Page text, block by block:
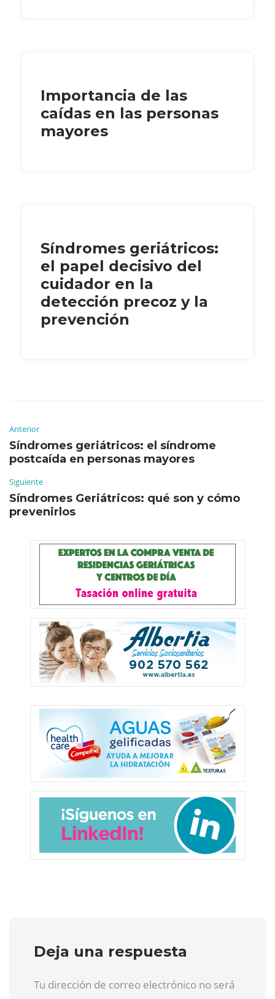
Importancia de las
caídas en las personas
mayores
Síndromes geriátricos:
el papel decisivo del
cuidador en la
detección precoz y la
prevención
Anterior
Síndromes geriátricos: el síndrome
postcaída en personas mayores
Siguiente
Síndromes Geriátricos: qué son y cómo
prevenirlos
Deja una respuesta
Tu dirección de correo electrónico no será